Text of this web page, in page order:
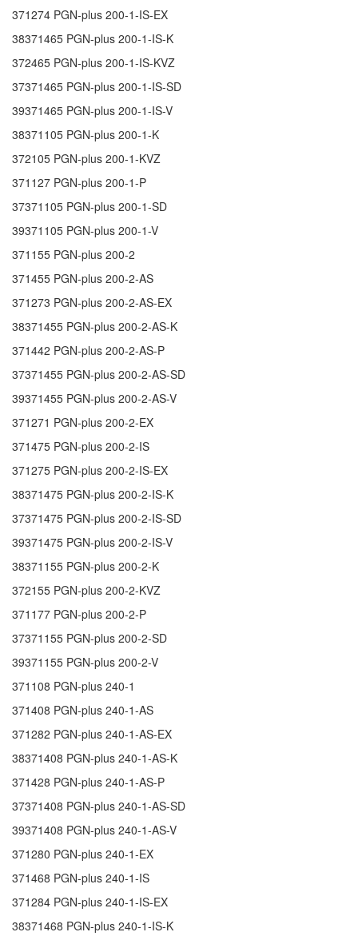
371274 PGN-plus 200-1-IS-EX
38371465 PGN-plus 200-1-IS-K
372465 PGN-plus 200-1-IS-KVZ
37371465 PGN-plus 200-1-IS-SD
39371465 PGN-plus 200-1-IS-V
38371105 PGN-plus 200-1-K
372105 PGN-plus 200-1-KVZ
371127 PGN-plus 200-1-P
37371105 PGN-plus 200-1-SD
39371105 PGN-plus 200-1-V
371155 PGN-plus 200-2
371455 PGN-plus 200-2-AS
371273 PGN-plus 200-2-AS-EX
38371455 PGN-plus 200-2-AS-K
371442 PGN-plus 200-2-AS-P
37371455 PGN-plus 200-2-AS-SD
39371455 PGN-plus 200-2-AS-V
371271 PGN-plus 200-2-EX
371475 PGN-plus 200-2-IS
371275 PGN-plus 200-2-IS-EX
38371475 PGN-plus 200-2-IS-K
37371475 PGN-plus 200-2-IS-SD
39371475 PGN-plus 200-2-IS-V
38371155 PGN-plus 200-2-K
372155 PGN-plus 200-2-KVZ
371177 PGN-plus 200-2-P
37371155 PGN-plus 200-2-SD
39371155 PGN-plus 200-2-V
371108 PGN-plus 240-1
371408 PGN-plus 240-1-AS
371282 PGN-plus 240-1-AS-EX
38371408 PGN-plus 240-1-AS-K
371428 PGN-plus 240-1-AS-P
37371408 PGN-plus 240-1-AS-SD
39371408 PGN-plus 240-1-AS-V
371280 PGN-plus 240-1-EX
371468 PGN-plus 240-1-IS
371284 PGN-plus 240-1-IS-EX
38371468 PGN-plus 240-1-IS-K